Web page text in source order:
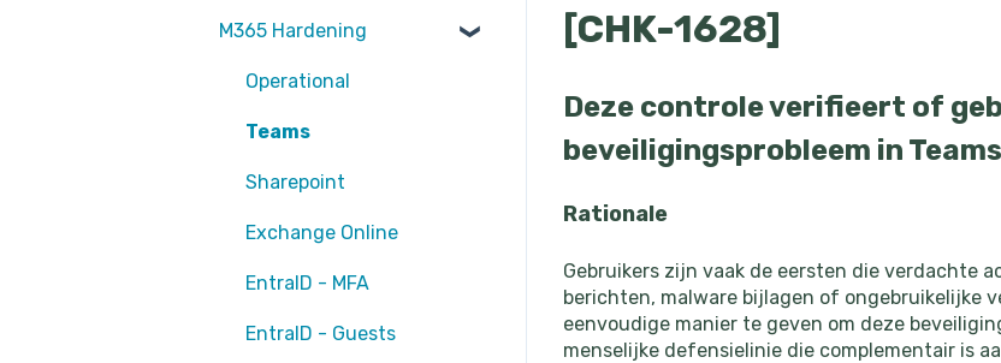
[CHK-1628]
Deze controle verifieert of
beveiligingsprobleem in
Rationale
Gebruikers zijn vaak de eersten die verdachte
berichten, malware bijlagen of ongebruikelijke
eenvoudige manier te geven om deze
menselijke defensielinie die complementair is
M365 Hardening
Operational
Teams
Sharepoint
Exchange Online
EntraID - MFA
EntraID - Guests